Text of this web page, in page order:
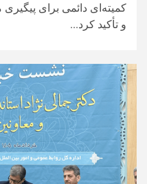
کمیته‌ای دائمی برای
و تأکید کرد...